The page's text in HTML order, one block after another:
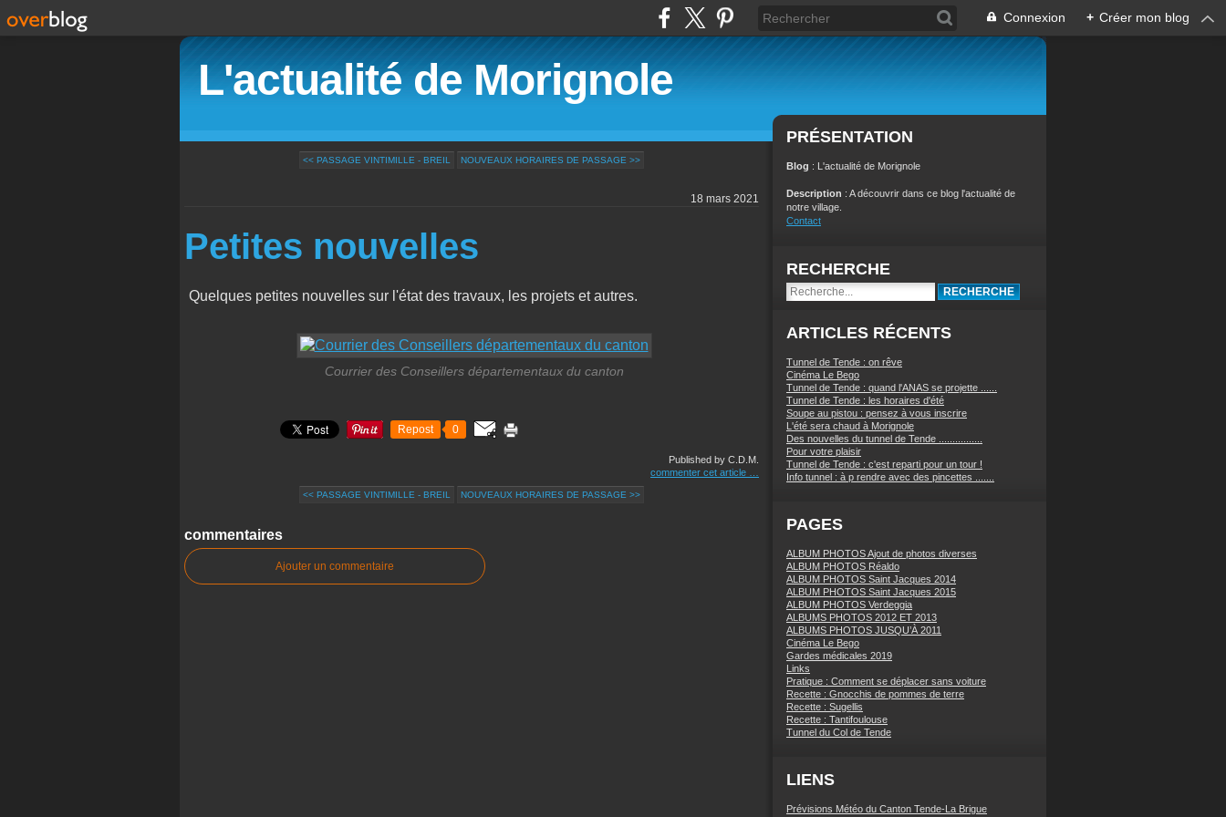
Connexion + Créer mon blog
L'actualité de Morignole
<< PASSAGE VINTIMILLE - BREIL NOUVEAUX HORAIRES DE PASSAGE >>
18 mars 2021
Petites nouvelles
Quelques petites nouvelles sur l'état des travaux, les projets et autres.
Courrier des Conseillers départementaux du canton
Repost 0
Published by C.D.M.
commenter cet article
<< PASSAGE VINTIMILLE - BREIL NOUVEAUX HORAIRES DE PASSAGE >>
commentaires
Ajouter un commentaire
PRÉSENTATION
Blog : L'actualité de Morignole
Description : A découvrir dans ce blog l'actualité de
notre village.
Contact
RECHERCHE
ARTICLES RÉCENTS
Tunnel de Tende : on rêve
Cinéma Le Bego
Tunnel de Tende : quand l'ANAS se projette ......
Tunnel de Tende : les horaires d'été
Soupe au pistou : pensez à vous inscrire
L'été sera chaud à Morignole
Des nouvelles du tunnel de Tende ................
Pour votre plaisir
Tunnel de Tende : c'est reparti pour un tour !
Info tunnel : à p rendre avec des pincettes .......
PAGES
ALBUM PHOTOS Ajout de photos diverses
ALBUM PHOTOS Réaldo
ALBUM PHOTOS Saint Jacques 2014
ALBUM PHOTOS Saint Jacques 2015
ALBUM PHOTOS Verdeggia
ALBUMS PHOTOS 2012 ET 2013
ALBUMS PHOTOS JUSQU’À 2011
Cinéma Le Bego
Gardes médicales 2019
Links
Pratique : Comment se déplacer sans voiture
Recette : Gnocchis de pommes de terre
Recette : Sugellis
Recette : Tantifoulouse
Tunnel du Col de Tende
LIENS
Prévisions Météo du Canton Tende-La Brigue